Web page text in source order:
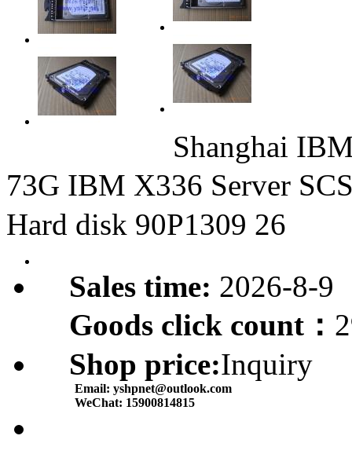
Shanghai
73G IBM X336 Server
Hard disk 90P1309 26
Sales time: 2026-8-9
Goods click count：
Shop price:Inquiry
Email: yshpnet@outlook.com
WeChat: 15900814815